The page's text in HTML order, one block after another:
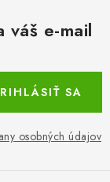
váš e-mail
osobných údajov
SA